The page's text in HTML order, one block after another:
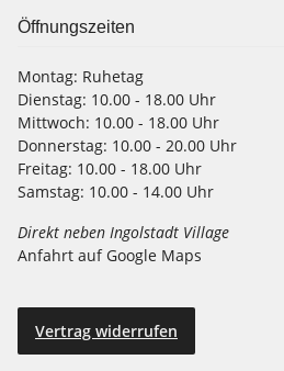
Öffnungszeiten
Montag: Ruhetag
Dienstag: 10.00 - 18.00 Uhr
Mittwoch: 10.00 - 18.00 Uhr
Donnerstag: 10.00 - 20.00 Uhr
Freitag: 10.00 - 18.00 Uhr
Samstag: 10.00 - 14.00 Uhr
Direkt neben Ingolstadt Village
Anfahrt auf Google Maps
Vertrag widerrufen